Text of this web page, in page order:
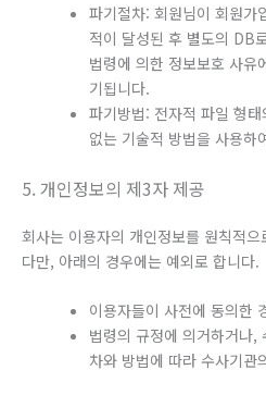
파기절차: 회원님이 회원가
적이 달성된 후 별도의 DB
법령에 의한 정보보호 사유
기됩니다.
파기방법: 전자적 파일 형
없는 기술적 방법을 사용하
5. 개인정보의 제3자 제공
회사는 이용자의 개인정보를 원칙적
다만, 아래의 경우에는 예외로 합니다.
이용자들이 사전에 동의한
법령의 규정에 의거하거나,
차와 방법에 따라 수사기관